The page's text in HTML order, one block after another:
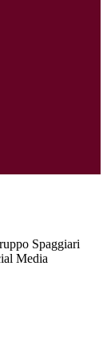
Spaggiari
Media